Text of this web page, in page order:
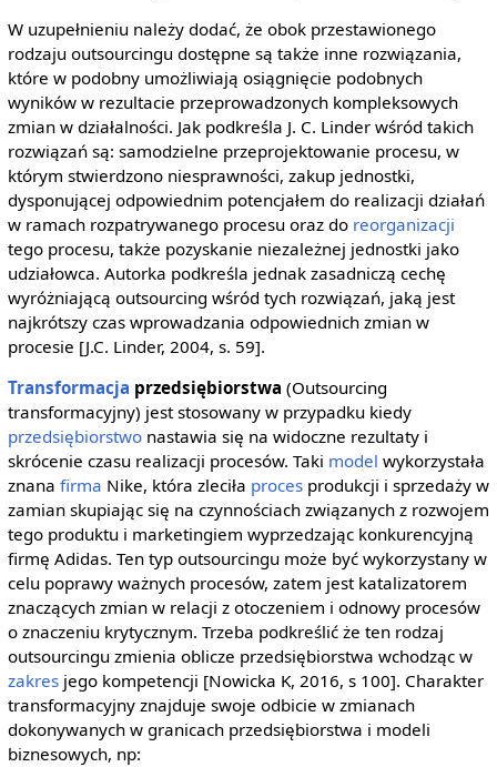
W uzupełnieniu należy dodać, że obok przestawionego
rodzaju outsourcingu dostępne są także inne rozwiązania,
które w podobny umożliwiają osiągnięcie podobnych
wyników w rezultacie przeprowadzonych kompleksowych
zmian w działalności. Jak podkreśla J. C. Linder wśród takich
rozwiązań są: samodzielne przeprojektowanie procesu, w
którym stwierdzono niesprawności, zakup jednostki,
dysponującej odpowiednim potencjałem do realizacji działań
w ramach rozpatrywanego procesu oraz do reorganizacji
tego procesu, także pozyskanie niezależnej jednostki jako
udziałowca. Autorka podkreśla jednak zasadniczą cechę
wyróżniającą outsourcing wśród tych rozwiązań, jaką jest
najkrótszy czas wprowadzania odpowiednich zmian w
procesie [J.C. Linder, 2004, s. 59].
Transformacja przedsiębiorstwa (Outsourcing
transformacyjny) jest stosowany w przypadku kiedy
przedsiębiorstwonastawia się na widoczne rezultaty i
skrócenie czasu realizacji procesów. Taki model wykorzystała
znana firma Nike, która zleciła procesprodukcji i sprzedaży w
zamian skupiając się na czynnościach związanych z rozwojem
tego produktu i marketingiem wyprzedzając konkurencyjną
firmę Adidas. Ten typ outsourcingu może być wykorzystany w
celu poprawy ważnych procesów, zatem jest katalizatorem
znaczących zmian w relacji z otoczeniem i odnowy procesów
o znaczeniu krytycznym. Trzeba podkreślić że ten rodzaj
outsourcingu zmienia oblicze przedsiębiorstwa wchodząc w
zakresjego kompetencji [Nowicka K, 2016, s 100]. Charakter
transformacyjny znajduje swoje odbicie w zmianach
dokonywanych w granicach przedsiębiorstwa i modeli
biznesowych, np: